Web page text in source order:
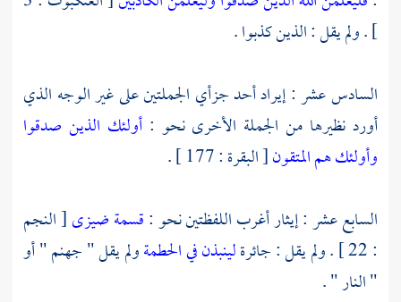
] . ولم يقل : الذين كذبوا .
السادس عشر : إيراد أحد جزأي الجملتين على غير الوجه الذي
أورد نظيرها من الجملة الأخرى نحو :أولئك الذين صدقوا
وأولئك هم المتقون[ البقرة : 177 ] .
السابع عشر : إيثار أغرب اللفظتين نحو :قسمة ضيزى[ النجم
: 22 ] . ولم يقل : جائرة
لينبذن في الحطمةولم يقل " جهنم " أو
" النار " .